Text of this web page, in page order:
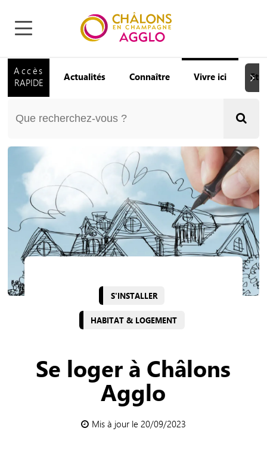
Accès
RAPIDE
Actualités Connaître Vivre ici
S'INSTALLER
HABITAT & LOGEMENT
Se loger à Châlons
Agglo
Mis à jour le 20/09/2023